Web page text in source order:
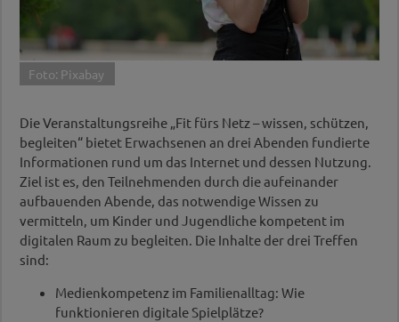
Foto: Pixabay
Die Veranstaltungsreihe „Fit fürs Netz – wissen, schützen,
begleiten“ bietet Erwachsenen an drei Abenden fundierte
Informationen rund um das Internet und dessen Nutzung.
Ziel ist es, den Teilnehmenden durch die aufeinander
aufbauenden Abende, das notwendige Wissen zu
vermitteln, um Kinder und Jugendliche kompetent im
digitalen Raum zu begleiten. Die Inhalte der drei Treffen
sind:
Medienkompetenz im Familienalltag: Wie
funktionieren digitale Spielplätze?